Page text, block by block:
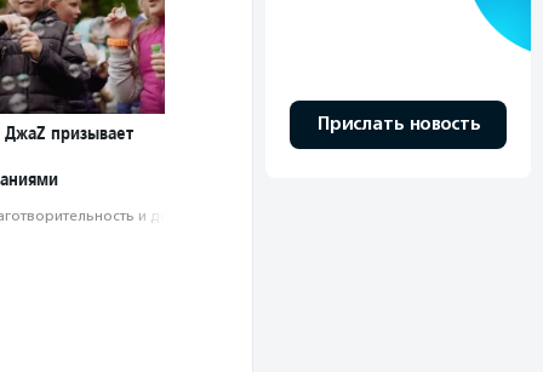
призывает
и доброволь­чест­во
Прислать новость